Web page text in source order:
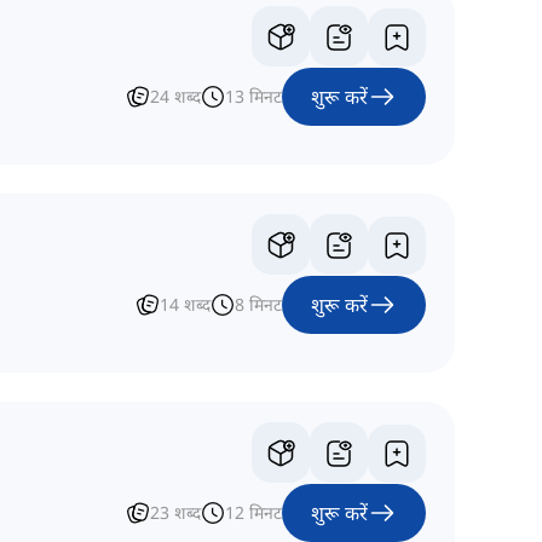
24 शब्द 13 मिनट शुरू करें
14 शब्द 8 मिनट शुरू करें
23 शब्द 12 मिनट शुरू करें